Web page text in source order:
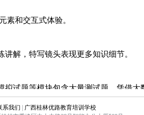
素和交互式体验。
解，特写镜头表现更多知识细节。
拟试题等模块包含大量测试题，凭借大
记录自动生成测评报告。
系我们 | 广西桂林优路教育培训学校